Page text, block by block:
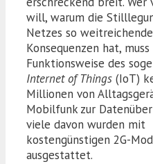
will, warum die
Netzes so weitreichende
Konsequenzen hat, muss
Funktionsweise des
Internet of Things (IoT)
Millionen von
Mobilfunk zur
viele davon wurden mit
kostengünstigen 2G-
ausgestattet.